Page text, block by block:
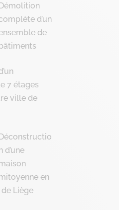
d’un
de
7 étages
ville de
d’une
en
Liège